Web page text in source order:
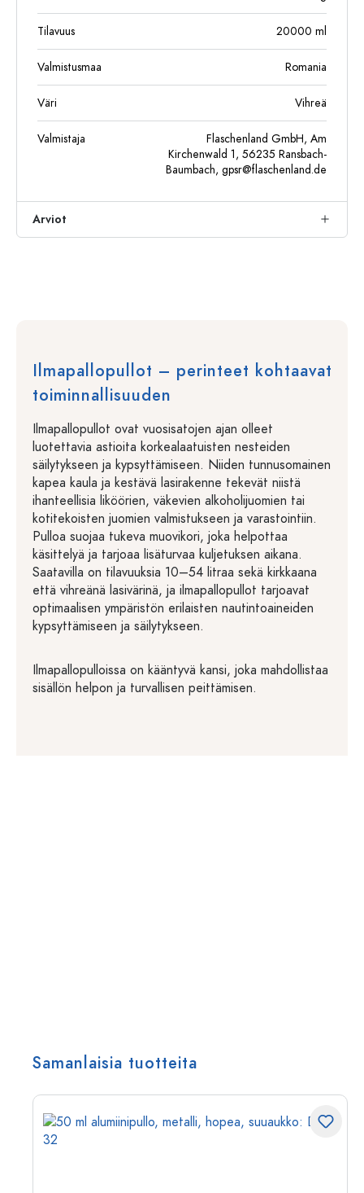
Tilavuus 20000 ml
Valmistusmaa Romania
Väri Vihreä
Valmistaja
Flaschenland GmbH, Am
Kirchenwald 1, 56235 Ransbach-
Baumbach, gpsr@flaschenland.de
Arviot
Ilmapallopullot – perinteet kohtaavat
toiminnallisuuden
Ilmapallopullot ovat vuosisatojen ajan olleet
luotettavia astioita korkealaatuisten nesteiden
säilytykseen ja kypsyttämiseen. Niiden tunnusomainen
kapea kaula ja kestävä lasirakenne tekevät niistä
ihanteellisia liköörien, väkevien alkoholijuomien tai
kotitekoisten juomien valmistukseen ja varastointiin.
Pulloa suojaa tukeva muovikori, joka helpottaa
käsittelyä ja tarjoaa lisäturvaa kuljetuksen aikana.
Saatavilla on tilavuuksia 10–54 litraa sekä kirkkaana
että vihreänä lasivärinä, ja ilmapallopullot tarjoavat
optimaalisen ympäristön erilaisten nautintoaineiden
kypsyttämiseen ja säilytykseen.
Ilmapallopulloissa on kääntyvä kansi, joka mahdollistaa
sisällön helpon ja turvallisen peittämisen.
Samanlaisia tuotteita